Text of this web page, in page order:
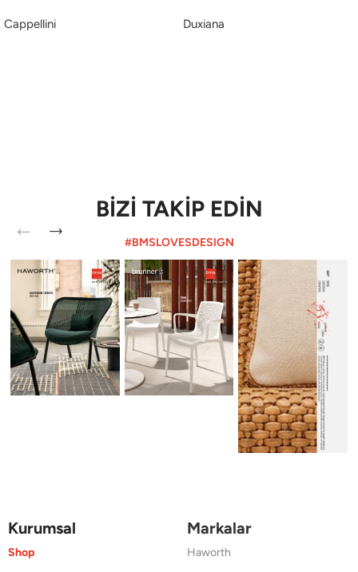
Cappellini Duxiana
BİZİ TAKİP EDİN
#BMSLOVESDESIGN
Kurumsal
Shop
Markalar
Haworth